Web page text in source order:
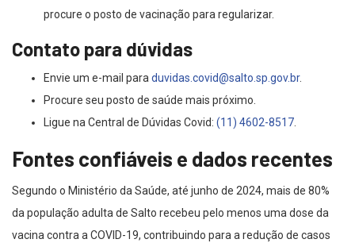
procure o posto de vacinação para regularizar.
Contato para dúvidas
Envie um e-mail paraduvidas.covid@salto.sp.gov.br.
Procure seu posto de saúde mais próximo.
Ligue na Central de Dúvidas Covid: (11) 4602-8517.
Fontes confiáveis e dados recentes
Segundo o Ministério da Saúde, até junho de 2024, mais de 80%
da população adulta de Salto recebeu pelo menos uma dose da
vacina contra a COVID-19, contribuindo para a redução de casos